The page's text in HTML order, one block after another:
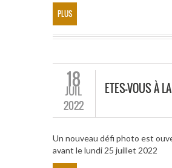
PLUS
18
JUIL
2022
ETES-VOUS À
Un nouveau défi photo est
avant le lundi 25 juillet 2022